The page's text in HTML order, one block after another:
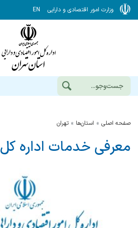
وزارت امور اقتصادی و دارایی EN
صفحه اصلی استان‌ها تهران
معرفی خدمات اداره کل